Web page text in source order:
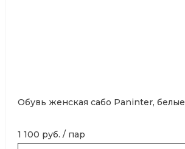
Обувь женская сабо Paninter, белые
1 100 руб. / пар